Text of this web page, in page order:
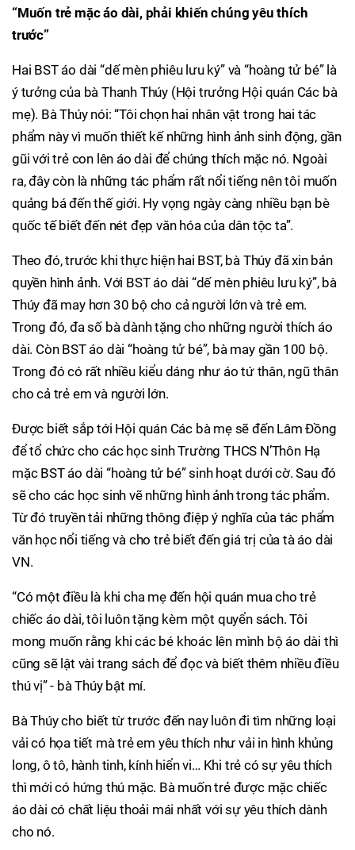
“Muốn trẻ mặc áo dài, phải khiếnchúng yêu thích
trước”
Hai BST áo dài “dế mèn phiêu lưu ký” và “hoàng tử bé” là
ý tưởng của bà Thanh Thúy (Hội trưởng Hội quán Các bà
mẹ). Bà Thúy nói: “Tôi chọn hai nhân vật trong hai tác
phẩm này vì muốn thiết kế những hình ảnh sinh động, gần
gũi với trẻ con lên áo dài để chúng thích mặc nó. Ngoài
ra, đây còn là những tác phẩm rất nổi tiếng nên tôi muốn
quảng bá đến thế giới. Hy vọng ngày càng nhiều bạn bè
quốc tế biết đến nét đẹp văn hóa của dân tộc ta”.
Theo đó, trước khi thực hiện hai BST, bà Thúy đã xin bản
quyền hình ảnh. Với BST áo dài “dế mèn phiêu lưu ký”, bà
Thúy đã may hơn 30 bộ cho cả người lớn và trẻ em.
Trong đó, đa số bà dành tặng cho những người thích áo
dài. Còn BST áo dài “hoàng tử bé”, bà may gần 100 bộ.
Trong đó có rất nhiều kiểu dáng như áo tứ thân, ngũ thân
cho cả trẻ em và người lớn.
Được biết sắp tới Hội quán Các bà mẹ sẽ đến Lâm Đồng
để tổ chức cho các học sinh Trường THCS N’Thôn Hạ
mặc BST áo dài “hoàng tử bé” sinh hoạt dưới cờ. Sau đó
sẽ cho các học sinh vẽ những hình ảnh trong tác phẩm.
Từ đó truyền tải những thông điệp ý nghĩa của tác phẩm
văn học nổi tiếng và cho trẻ biết đến giá trị của tà áo dài
VN.
“Có một điều là khi cha mẹ đến hội quán mua cho trẻ
chiếc áo dài, tôi luôn tặng kèm một quyển sách. Tôi
mong muốn rằng khi các bé khoác lên mình bộ áo dài thì
cũng sẽ lật vài trang sách để đọc và biết thêm nhiều điều
thú vị” - bà Thúy bật mí.
Bà Thúy cho biết từ trước đến nay luôn đi tìm những loại
vải có họa tiết mà trẻ em yêu thích như vải in hình khủng
long, ô tô, hành tinh, kính hiển vi… Khi trẻ có sự yêu thích
thì mới có hứng thú mặc. Bà muốn trẻ được mặc chiếc
áo dài có chất liệu thoải mái nhất với sự yêu thích dành
cho nó.